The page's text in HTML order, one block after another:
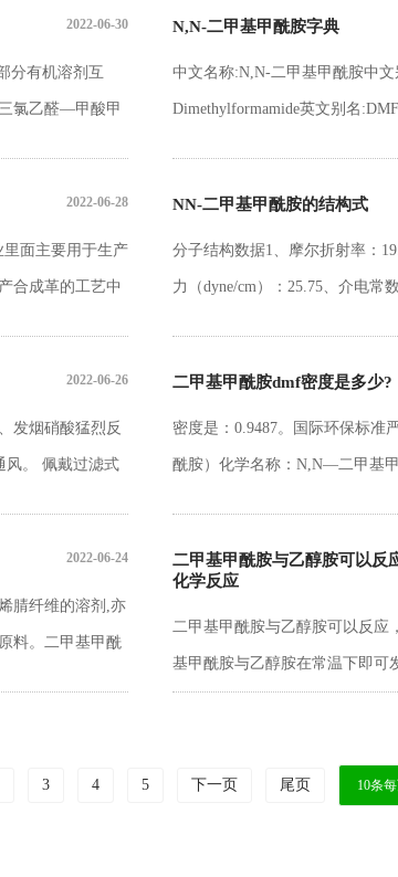
成、染料、制药、树脂、皮革
于350℃时会失水，生成一氧化
2022-06-30
有机溶剂互
乙醛—甲酸甲
N,N-二甲基甲酰胺字典
中文名称:N,N-二甲基甲酰胺中
Dimethylformamide英文别名
2022-06-28
面主要用于生产
合成革的工艺中
NN-二甲基甲酰胺的结构式
分子结构数据1、摩尔折射率：
力（dyne/cm）：25.75、介电常
2022-06-26
发烟硝酸猛烈反
风。 佩戴过滤式
二甲基甲酰胺dmf密度是多少?
密度是：0.9487。国际环保标准
酰胺）化学名称：N,N—二甲基
2022-06-24
腈纤维的溶剂,亦
料。二甲基甲酰
二甲基甲酰胺与乙醇胺可以反
化学反应
二甲基甲酰胺与乙醇胺可以反应
基甲酰胺与乙醇胺在常温下即可
件，在脱氢催化剂存在的情况
乙胺，反应需要高温高压。
3 4 5 下一页 尾页 10条